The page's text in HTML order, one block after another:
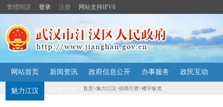
繁體閱讀 登录 注册 网站支持IPV6
航
网站首页 新闻资讯 政府信息公开 办事服务 政民互动
魅力江汉 首页>魅力江汉>招商引资>楼宇纵览